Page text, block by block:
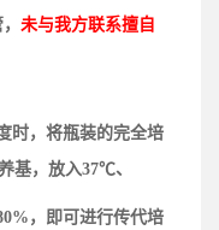
未与我方联系擅自
时，将瓶装的完全培
基，放入37℃、
，即可进行传代培